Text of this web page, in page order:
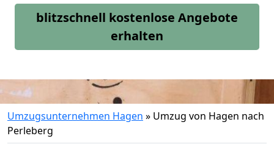
blitzschnell kostenlose Angebote
erhalten
Umzugsunternehmen Hagen » Umzug von Hagen nach
Perleberg